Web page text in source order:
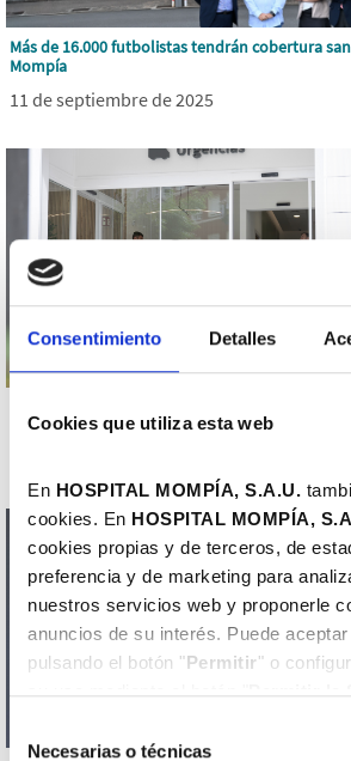
Consentimiento Detalles
Cookies que utiliza esta web
En HOSPITAL MOMPÍA, S.A.U.
cookies. En HOSPITAL MOMPÍA,
cookies propias y de terceros, de
preferencia y de marketing para
nuestros servicios web y proponerle
anuncios de su interés. Puede
pulsando el botón "Permitir" o
su uso mediante el botón "Permitir la
Necesarias o técnicas
Más de 16.000 futbolistas tendrán cobertura
Mompía
11 de septiembre de 2025
para liderar la asistencia sanitaria privada en